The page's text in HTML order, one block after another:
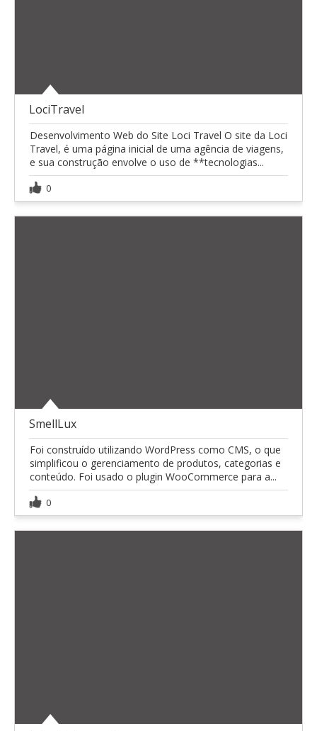
LociTravel
Desenvolvimento Web do Site Loci Travel O site da Loci
Travel, é uma página inicial de uma agência de viagens,
e sua construção envolve o uso de **tecnologias...
0
SmellLux
Foi construído utilizando WordPress como CMS, o que
simplificou o gerenciamento de produtos, categorias e
conteúdo. Foi usado o plugin WooCommerce para a...
0